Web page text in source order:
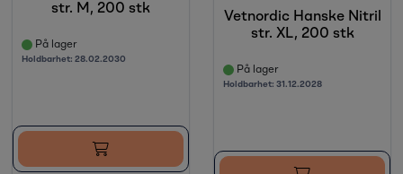
str. M, 200 stk
På lager
Holdbarhet: 28.02.2030
Vetnordic Hanske Nitril
str. XL, 200 stk
På lager
Holdbarhet: 31.12.2028